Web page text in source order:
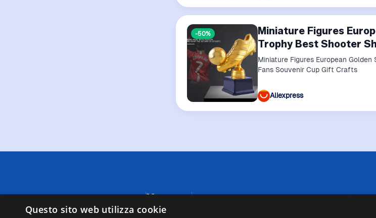
-50%
Miniature Figures
Trophy Best Shooter
Miniature Figures European
Fans Souvenir Cup Gift Crafts
Aliexpress
Menu
Negozi
A causa di limitazioni tecniche, Price Ninja non è
Questo sito web utilizza cookie